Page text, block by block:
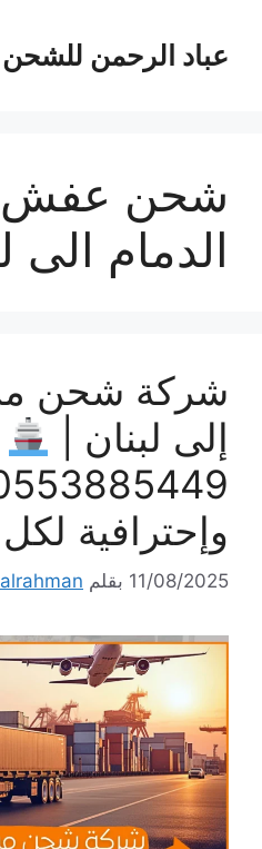
المحتوىعباد الرحمن للشحن
شحن
الدمام الى
شركة شحن
إلى لبنان |
وإحترافية
11/08/2025 بقلم